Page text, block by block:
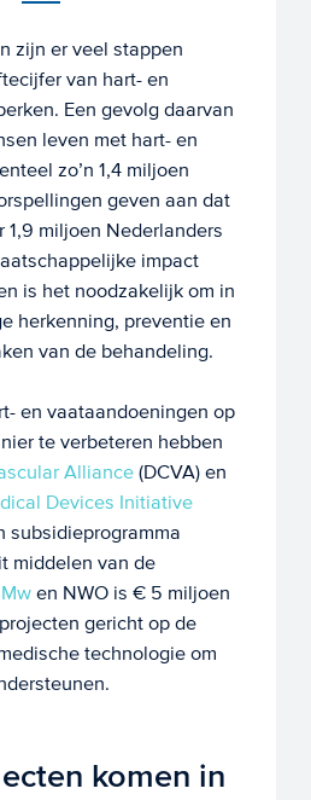
zijn er veel stappen
van hart- en
Een gevolg daarvan
leven met hart- en
zo’n 1,4 miljoen
geven aan dat
1,9 miljoen Nederlanders
impact
is het noodzakelijk om in
herkenning, preventie en
van de behandeling.
en vaataandoeningen op
te verbeteren hebben
Alliance(DCVA) en
Devices Initiative
subsidieprogramma
middelen van de
en NWO is € 5 miljoen
gericht op de
technologie om
komen in